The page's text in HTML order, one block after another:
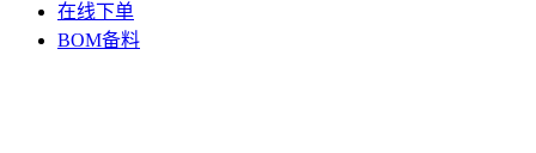
在线下单
BOM备料